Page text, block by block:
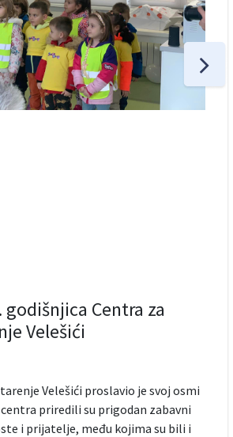
godišnjica Centra za
Velešići
Velešići proslavio je svoj osmi
priredili su prigodan zabavni
i prijatelje, među kojima su bili i